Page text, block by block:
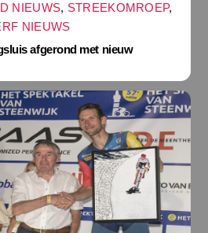
NIEUWS, STREEKOMROEP,
NIEUWS
afgerond met nieuw